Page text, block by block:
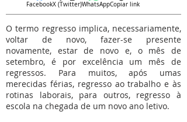
FacebookX (Twitter)WhatsAppCopiar link
O termo regresso implica, necessariamente,
voltar de novo, fazer-se presente
novamente, estar de novo e, o mês de
setembro, é por excelência um mês de
regressos. Para muitos, após umas
merecidas férias, regresso ao trabalho e às
rotinas laborais, para outros, regresso à
escola na chegada de um novo ano letivo.